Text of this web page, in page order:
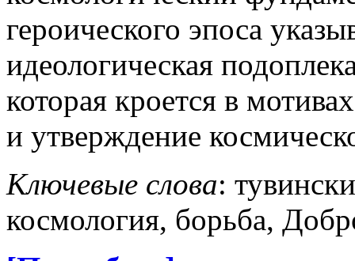
героического эпоса
идеологическая
которая кроется в
и утверждение
Ключевые слова:
космология, борьба,